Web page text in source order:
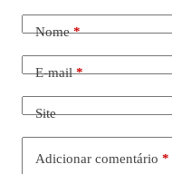
Nome*
E-mail*
Site
Adicionar comentário *